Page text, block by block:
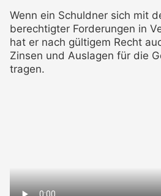
Wenn ein Schuldner sich mit
berechtigter Forderungen in
hat er nach gültigem Recht
Zinsen und Auslagen für die
tragen.